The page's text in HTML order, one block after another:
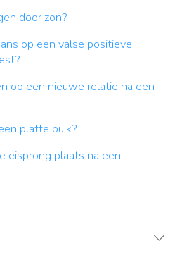
door zon?
op een valse positieve
op een nieuwe relatie na een
platte buik?
eisprong plaats na een